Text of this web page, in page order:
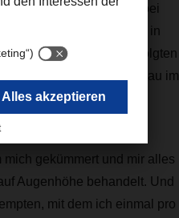
Block in Landsberg bei
konnte die junge Frau in
sammeln. Es folgten
noch einmal in Langenau im
mich gekümmert und mir alles
Augenhöhe behandelt. Und
mit dem ich einmal pro